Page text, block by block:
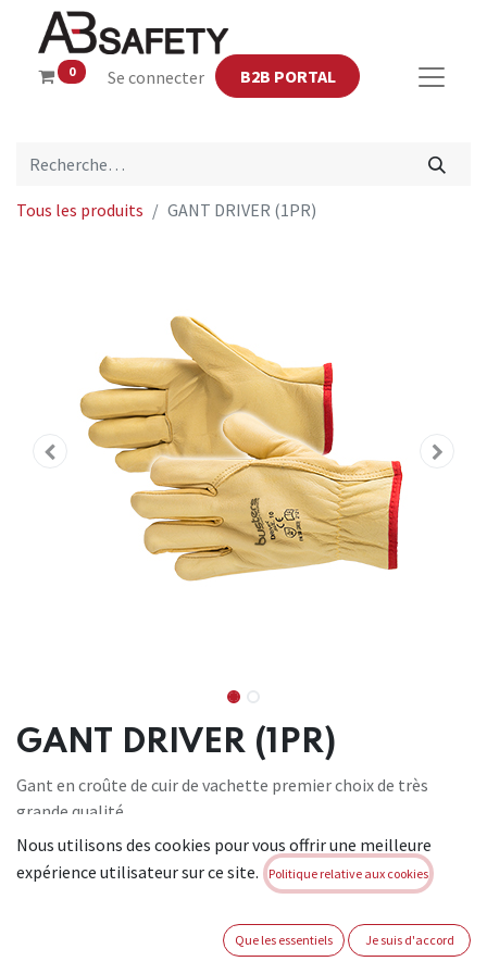
0 Se connecter B2B PORTAL
Tous les produits GANT DRIVER (1PR)
GANT DRIVER (1PR)
Gant en croûte de cuir de vachette premier choix de très
grande qualité.
Non doublé. Forme ergonomique confortable. Idéal pour
remplacer un pneu,
installer un porte-bagages… Matière: Croûte de cuir de
Nous utilisons des cookies pour vous offrir une meilleure
expérience utilisateur sur ce site.
Politique relative aux cookies
Que les essentiels Je suis d'accord